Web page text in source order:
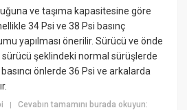
ve taşıma kapasitesine göre
34 Psi ve 38 Psi basınç
yapılması önerilir. Sürücü ve önde
şeklindeki normal sürüşlerde
önlerde 36 Psi ve arkalarda
|Cevabın tamamını burada okuyun: